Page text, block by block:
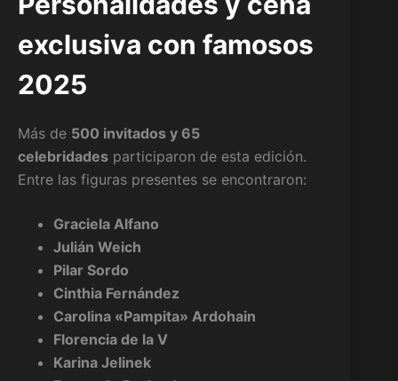
exclusiva con famosos
2025
Más de 500 invitados y 65
celebridades participaron de esta edición.
Entre las figuras presentes se encontraron:
Graciela Alfano
Julián Weich
Pilar Sordo
Cinthia Fernández
Carolina «Pampita» Ardohain
Florencia de la V
Karina Jelinek